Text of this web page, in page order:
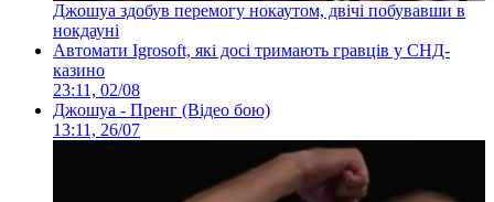
Джошуа здобув перемогу нокаутом, двічі побувавши в
нокдауні
Автомати Igrosoft, які досі тримають гравців у СНД-
казино
23:11, 02/08
Джошуа - Пренг (Відео бою)
13:11, 26/07